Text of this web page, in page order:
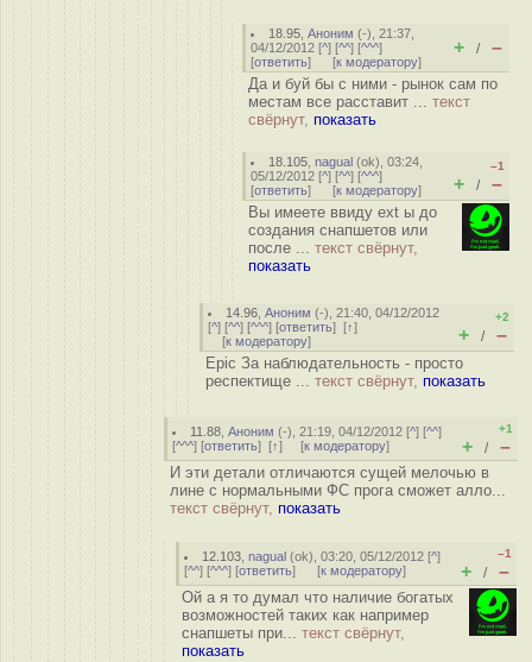
18.95 ,Аноним (-), 21:37,
04/12/2012 [^] [^^] [^^^]
[ответить] [к модератору]
+ / –
Да и буй бы с ними - рынок сам по
местам все расставит ... текст
свёрнут, показать
18.105 ,nagual (ok), 03:24,
05/12/2012 [^] [^^] [^^^]
[ответить] [к модератору]
–1
+ / –
Вы имеете ввиду ext ы до
создания снапшетов или
после ... текст свёрнут,
показать
14.96 ,Аноним (-), 21:40, 04/12/2012
[^] [^^] [^^^] [ответить] [↑]
[к модератору]
+2
+ / –
Epic За наблюдательность - просто
респектище ... текст свёрнут, показать
11.88 ,Аноним (-), 21:19, 04/12/2012 [^] [^^]
[^^^] [ответить] [↑] [к модератору]
+1
+ / –
И эти детали отличаются сущей мелочью в
лине с нормальными ФС прога сможет алло...
текст свёрнут, показать
12.103 ,nagual (ok), 03:20, 05/12/2012 [^]
[^^] [^^^] [ответить] [к модератору]
–1
+ / –
Ой а я то думал что наличие богатых
возможностей таких как например
снапшеты при... текст свёрнут,
показать